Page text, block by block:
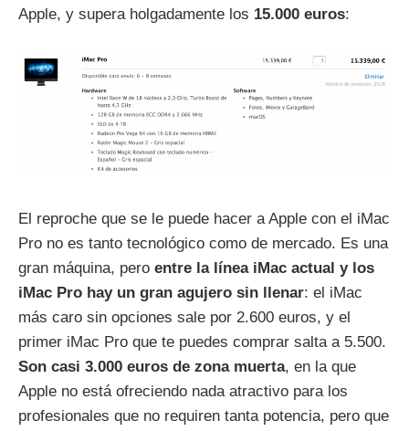
Apple, y supera holgadamente los 15.000 euros:
El reproche que se le puede hacer a Apple con el iMac
Pro no es tanto tecnológico como de mercado. Es una
gran máquina, pero entre la línea iMac actual y los
iMac Pro hay un gran agujero sin llenar: el iMac
más caro sin opciones sale por 2.600 euros, y el
primer iMac Pro que te puedes comprar salta a 5.500.
Son casi 3.000 euros de zona muerta, en la que
Apple no está ofreciendo nada atractivo para los
profesionales que no requiren tanta potencia, pero que